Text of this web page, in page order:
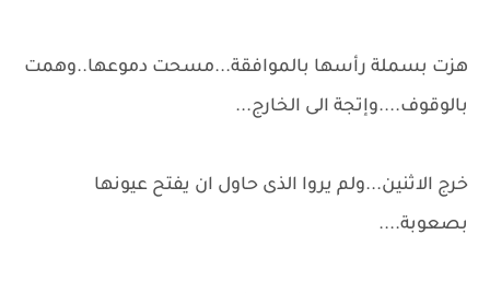
هزت بسملة رأسها بالموافقة...مسحت دموعها..وهمت
بالوقوف....وإتجة الى الخارج...
خرج الاثنين...ولم يروا الذى حاول ان يفتح عيونها
بصعوبة....